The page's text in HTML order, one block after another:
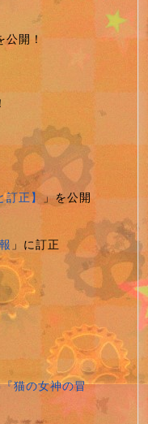
開！
訂正】」を公開
」に訂正
猫の女神の冒